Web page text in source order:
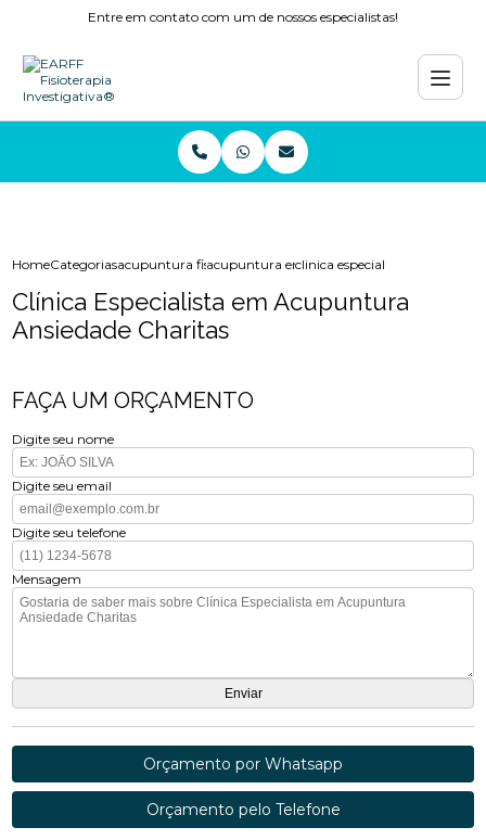
Entre em contato com um de nossos especialistas!
HomeCategoriasacupuntura fisioterapiaacupuntura enxaquecaclinica especialista em
Clínica Especialista em Acupuntura
Ansiedade Charitas
FAÇA UM ORÇAMENTO
Digite seu nome
Digite seu email
Digite seu telefone
Mensagem
Orçamento por Whatsapp
Orçamento pelo Telefone